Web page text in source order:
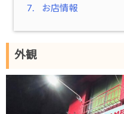
7. お店情報
外観